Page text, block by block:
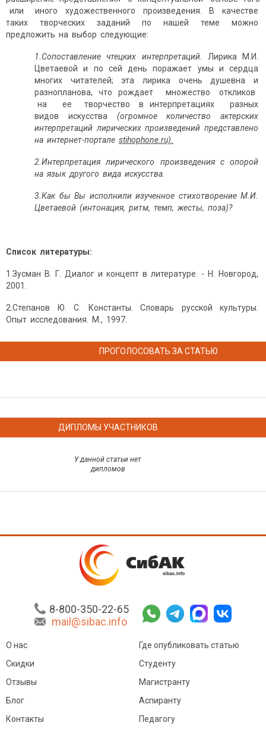
или иного художественного произведения. В качестве
таких творческих заданий по нашей теме можно
предложить на выбор следующие:
1 Сопоставление чтецких интерпретаций.
Лирика М.И.
Цветаевой и по сей день поражает умы и сердца
многих читателей; эта лирика очень душевна и
разнопланова, что рождает множество откликов
на ее творчество в интерпретациях разных
видов искусства (огромное количество
актерских
интерпретаций лирических произведений представлено
на интернет-портале stihophone.ru).
2 Интерпретация лирического произведения с опорой
на язык другого вида искусства.
3 Как бы Вы исполнили изученное стихотворение М.И.
Цветаевой (интонация, ритм, темп, жесты, поза)?
Список литературы:
1.Зусман В. Г. Диалог и концепт в литературе. - Н. Новгород,
2001.
2.Степанов Ю. С. Константы. Словарь русской культуры.
Опыт исследования. М., 1997.
ПРОГОЛОСОВАТЬ ЗА СТАТЬЮ
ДИПЛОМЫ УЧАСТНИКОВ
У данной статьи нет
дипломов
8-800-350-22-65
mail@sibac.info
О нас
Скидки
Отзывы
Блог
Контакты
Где опубликовать статью
Студенту
Магистранту
Аспиранту
Педагогу